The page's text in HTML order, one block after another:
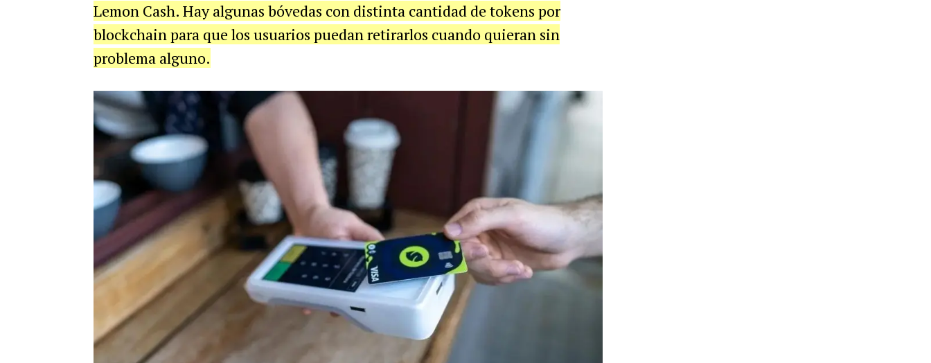
Lemon Cash. Hay algunas bóvedas con distinta cantidad de tokens por
blockchain para que los usuarios puedan retirarlos cuando quieran sin
problema alguno.